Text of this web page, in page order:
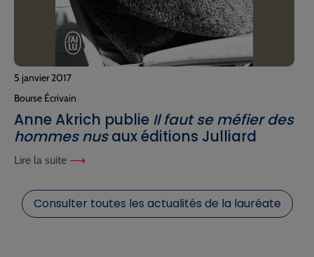
5 janvier 2017
Bourse Écrivain
Anne Akrich publie Il faut se méfier des
hommes nusaux éditions Julliard
Lire la suite
Consulter toutes les actualités de la lauréate